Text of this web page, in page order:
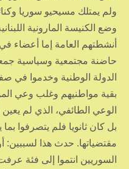
ولم يمتلك مسيحيو سوريا
وضع الكنيسة المارونية
أنشطتهم العامة إما أعضاء
حاضنة مجتمعية وسياسية
الدولة الوطنية وخدموا في
بقية مواطنيهم وغلب وعي
الوعي الطائفي، الذي لم
بل كان ثانويا فلم يتصرفوا
مقتضياتها. حدث هذا لسببين:
السوريين انتموا إلى فئة عرفت